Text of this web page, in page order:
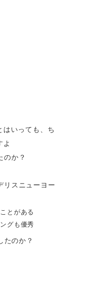
はいっても、ち
よ
のか？
リスニューヨー
とがある
グも優秀
たのか？